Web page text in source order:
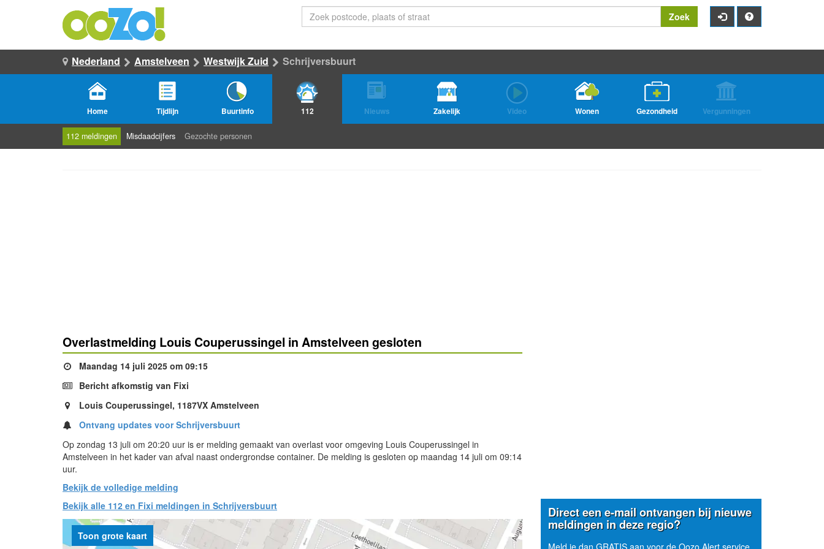
Zoek
Nederland Amstelveen Westwijk Zuid Schrijversbuurt
Home Tijdlijn Buurtinfo 112 Nieuws Zakelijk Video Wonen Gezondheid Vergunningen
112 meldingen Misdaadcijfers Gezochte personen
Overlastmelding Louis Couperussingel in Amstelveen gesloten
Maandag 14 juli 2025 om 09:15
Bericht afkomstig van Fixi
Louis Couperussingel, 1187VX Amstelveen
Ontvang updates voor Schrijversbuurt
Op zondag 13 juli om 20:20 uur is er melding gemaakt van overlast voor omgeving Louis Couperussingel in
Amstelveen in het kader van afval naast ondergrondse container. De melding is gesloten op maandag 14 juli om 09:14
uur.
Bekijk de volledige melding
Bekijk alle 112 en Fixi meldingen in Schrijversbuurt
Toon grote kaart
Direct een e-mail ontvangen bij nieuwe
meldingen in deze regio?
Meld je dan GRATIS aan voor de Oozo Alert service